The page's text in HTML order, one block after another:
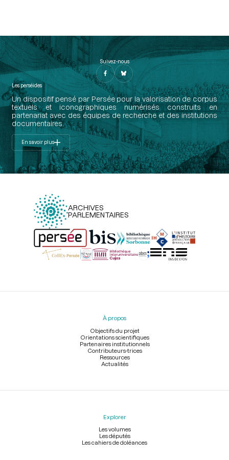
Suivez-nous
Les perséides
Un dispositif pensé par Persée pour la valorisation de corpus
textuels et iconographiques numérisés construits en
partenariat avec des équipes de recherche et des institutions
documentaires.
En savoir plus
ARCHIVES
PARLEMENTAIRES
Menu
À propos
Objectifs du projet
Orientations scientifiques
Partenaires institutionnels
Contributeurs-trices
Ressources
Actualités
Explorer
Les volumes
Les députés
Les cahiers de doléances